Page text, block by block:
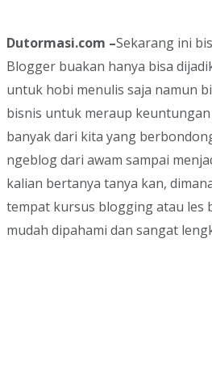
Dutormasi.com –Sekarang ini
Blogger buakan hanya bisa
untuk hobi menulis saja namun
bisnis untuk meraup
banyak dari kita yang
ngeblog dari awam sampai
kalian bertanya tanya kan,
tempat kursus blogging atau les
mudah dipahami dan sangat